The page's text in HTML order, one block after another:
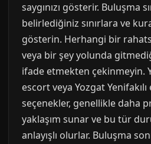
saygınızı gösterir. Buluşma
belirlediğiniz sınırlara ve
gösterin. Herhangi bir
veya bir şey yolunda
ifade etmekten çekinmeyin.
escort veya Yozgat
seçenekler, genellikle daha
yaklaşım sunar ve bu tür
anlayışlı olurlar. Buluşma